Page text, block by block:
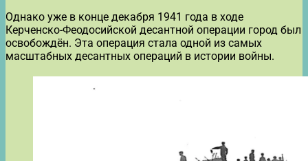
Однако уже в конце декабря 1941 года в ходе
Керченско-Феодосийской десантной операции город был
освобождён. Эта операция стала одной из самых
масштабных десантных операций в истории войны.